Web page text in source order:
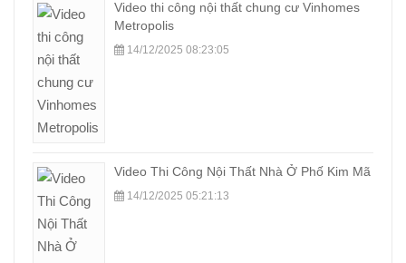
Video thi công nội thất chung cư Vinhomes
Metropolis
14/12/2025 08:23:05
Video Thi Công Nội Thất Nhà Ở Phố Kim Mã
14/12/2025 05:21:13